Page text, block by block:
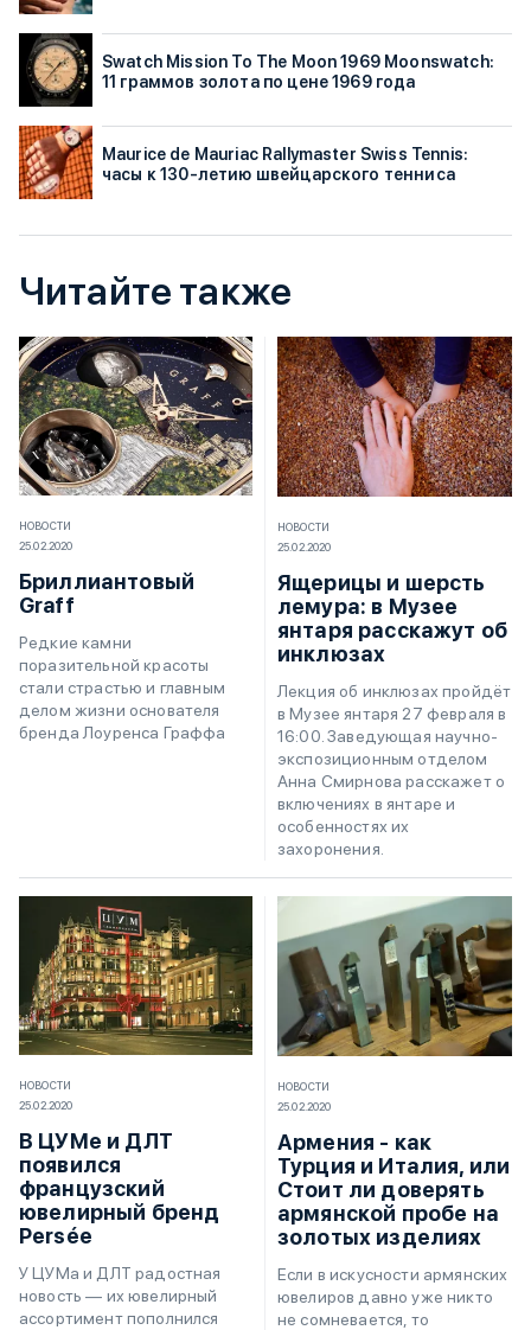
Swatch Mission To The Moon 1969 Moonswatch:
11 граммов золота по цене 1969 года
Maurice de Mauriac Rallymaster Swiss Tennis:
часы к 130-летию швейцарского тенниса
Читайте также
НОВОСТИ
25.02.2020
Бриллиантовый
Graff
Редкие камни
поразительной красоты
стали страстью и главным
делом жизни основателя
бренда Лоуренса Граффа
НОВОСТИ
25.02.2020
Ящерицы и шерсть
лемура: в Музее
янтаря расскажут об
инклюзах
Лекция об инклюзах пройдёт
в Музее янтаря 27 февраля в
16:00. Заведующая научно-
экспозиционным отделом
Анна Смирнова расскажет о
включениях в янтаре и
особенностях их
захоронения.
НОВОСТИ
25.02.2020
В ЦУМе и ДЛТ
появился
французский
ювелирный бренд
Persée
У ЦУМа и ДЛТ радостная
новость — их ювелирный
ассортимент пополнился
НОВОСТИ
25.02.2020
Армения - как
Турция и Италия, или
Стоит ли доверять
армянской пробе на
золотых изделиях
Если в искусности армянских
ювелиров давно уже никто
не сомневается, то